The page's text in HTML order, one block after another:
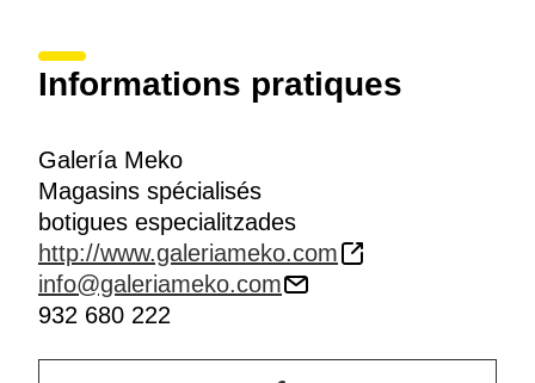
Informations pratiques
Galería Meko
Magasins spécialisés
botigues especialitzades
http://www.galeriameko.com
info@galeriameko.com
932 680 222